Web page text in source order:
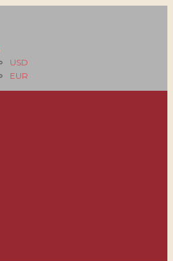
USD
EUR